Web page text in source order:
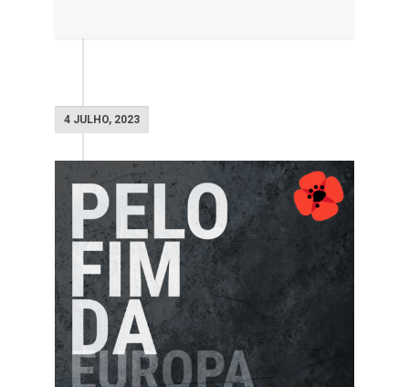
4 JULHO, 2023